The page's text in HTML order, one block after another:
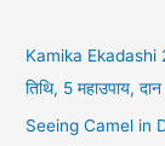
Kamika Ekadashi
तिथि, 5 महाउपाय,
Seeing Camel in